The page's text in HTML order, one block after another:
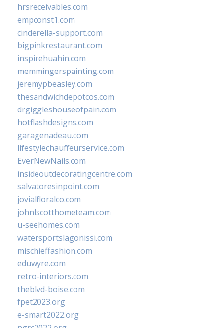
hrsreceivables.com
empconst1.com
cinderella-support.com
bigpinkrestaurant.com
inspirehuahin.com
memmingerspainting.com
jeremypbeasley.com
thesandwichdepotcos.com
drgiggleshouseofpain.com
hotflashdesigns.com
garagenadeau.com
lifestylechauffeurservice.com
EverNewNails.com
insideoutdecoratingcentre.com
salvatoresinpoint.com
jovialfloralco.com
johnlscotthometeam.com
u-seehomes.com
watersportslagonissi.com
mischieffashion.com
eduwyre.com
retro-interiors.com
theblvd-boise.com
fpet2023.org
e-smart2022.org